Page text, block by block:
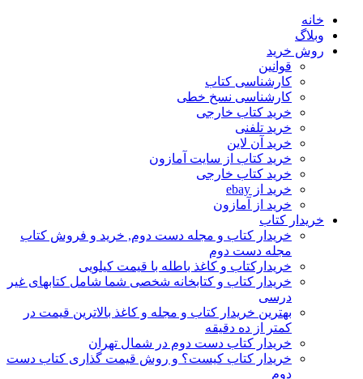
خانه
وبلاگ
روش خرید
قوانین
کارشناسی کتاب
کارشناسی نسخ خطی
خرید کتاب خارجی
خرید تلفنی
خرید آن لاین
خرید کتاب از سایت آمازون
خرید کتاب خارجی
خرید از ebay
خرید از آمازون
خریدار کتاب
خریدار کتاب و مجله دست دوم, خرید و فروش کتاب
مجله دست دوم
خریدارکتاب و کاغذ باطله با قیمت کیلویی
خریدار کتاب و کتابخانه شخصی شما شامل کتابهای غیر
درسی
بهترین خریدار کتاب و مجله و کاغذ بالاترین قیمت در
کمتر از ده دقیقه
خریدار کتاب دست دوم در شمال تهران
خریدار کتاب کیست؟ و روش قیمت گذاری کتاب دست
دوم